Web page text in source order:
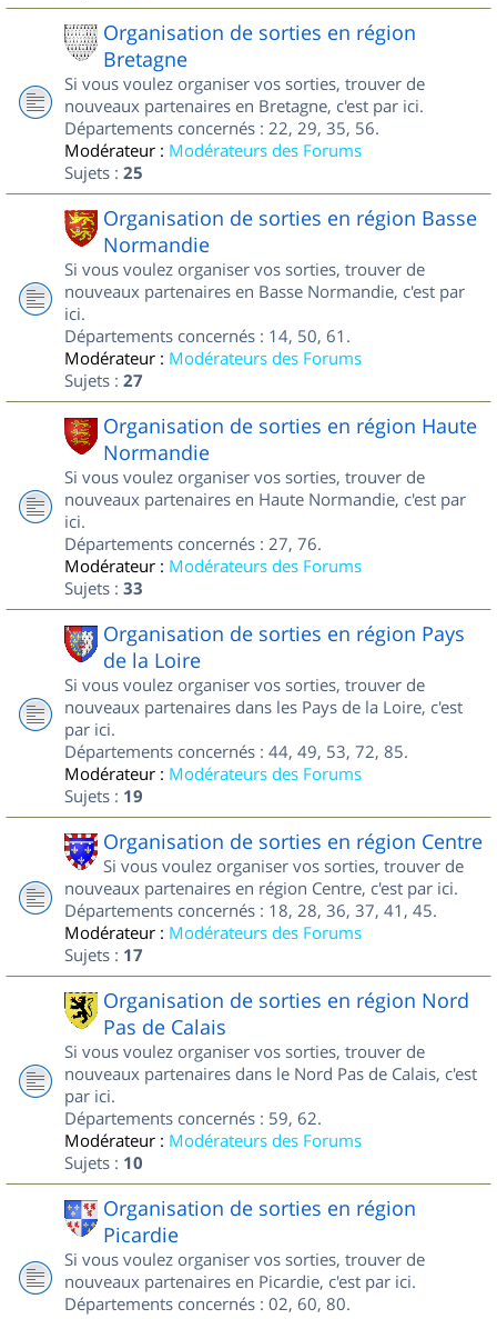
Organisation de sorties en région
Bretagne
Si vous voulez organiser vos sorties, trouver de
nouveaux partenaires en Bretagne, c'est par ici.
Départements concernés : 22, 29, 35, 56.
Modérateur : Modérateurs des Forums
Sujets : 25
Organisation de sorties en région Basse
Normandie
Si vous voulez organiser vos sorties, trouver de
nouveaux partenaires en Basse Normandie, c'est par
ici.
Départements concernés : 14, 50, 61.
Modérateur : Modérateurs des Forums
Sujets : 27
Organisation de sorties en région Haute
Normandie
Si vous voulez organiser vos sorties, trouver de
nouveaux partenaires en Haute Normandie, c'est par
ici.
Départements concernés : 27, 76.
Modérateur : Modérateurs des Forums
Sujets : 33
Organisation de sorties en région Pays
de la Loire
Si vous voulez organiser vos sorties, trouver de
nouveaux partenaires dans les Pays de la Loire, c'est
par ici.
Départements concernés : 44, 49, 53, 72, 85.
Modérateur : Modérateurs des Forums
Sujets : 19
Organisation de sorties en région Centre
Si vous voulez organiser vos sorties, trouver de
nouveaux partenaires en région Centre, c'est par ici.
Départements concernés : 18, 28, 36, 37, 41, 45.
Modérateur : Modérateurs des Forums
Sujets : 17
Organisation de sorties en région Nord
Pas de Calais
Si vous voulez organiser vos sorties, trouver de
nouveaux partenaires dans le Nord Pas de Calais, c'est
par ici.
Départements concernés : 59, 62.
Modérateur : Modérateurs des Forums
Sujets : 10
Organisation de sorties en région
Picardie
Si vous voulez organiser vos sorties, trouver de
nouveaux partenaires en Picardie, c'est par ici.
Départements concernés : 02, 60, 80.